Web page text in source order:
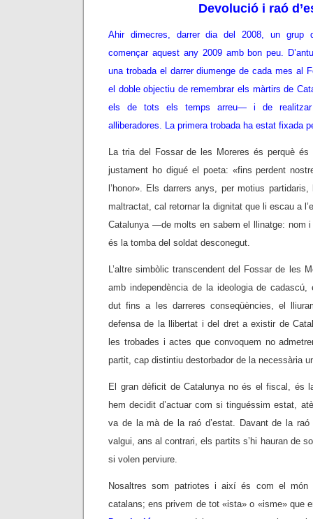
Devolució i raó
Ahir dimecres, darrer dia del 2008, un grup
començar aquest any 2009 amb bon peu.
una trobada el darrer diumenge de cada mes al
el doble objectiu de remembrar els màrtirs de
els de tots els temps arreu— i de realitzar
alliberadores. La primera trobada ha estat fixada
La tria del Fossar de les Moreres és perquè
justament ho digué el poeta: «fins perdent
l’honor». Els darrers anys, per motius partidaris,
maltractat, cal retornar la dignitat que li escau a
Catalunya —de molts en sabem el llinatge: nom
és la tomba del soldat desconegut.
L’altre simbòlic transcendent del Fossar de les
amb independència de la ideologia de
dut fins a les darreres conseqüències, el
defensa de la llibertat i del dret a existir de
les trobades i actes que convoquem no
partit, cap distintiu destorbador de la necessària
El gran dèficit de Catalunya no és el fiscal, és
hem decidit d’actuar com si tinguéssim estat,
va de la mà de la raó d’estat. Davant de la raó
valgui, ans al contrari, els partits s’hi hauran de
si volen perviure.
Nosaltres som patriotes i així és com el món
catalans; ens privem de tot «ista» o «isme» que